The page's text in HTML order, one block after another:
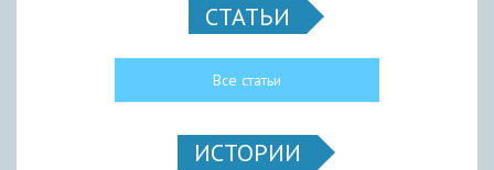
СТАТЬИ
Все статьи
ИСТОРИИ